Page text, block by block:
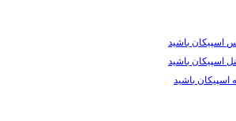
اسپیکان باشید
اسپیکان باشید
اسپیکان باشید